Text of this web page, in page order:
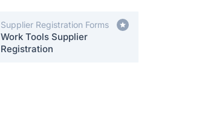
Supplier Registration Forms
Work Tools Supplier
Registration